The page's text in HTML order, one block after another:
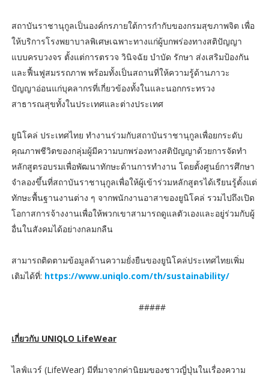
สถาบันราชานุกูลเป็นองค์กรภายใต้การกำกับของกรมสุขภาพจิต เพื่อ
ให้บริการโรงพยาบาลพิเศษเฉพาะทางแก่ผู้บกพร่องทางสติปัญญา
แบบครบวงจร ตั้งแต่การตรวจ วินิจฉัย บำบัด รักษา ส่งเสริมป้องกัน
และฟื้นฟูสมรรถภาพ พร้อมทั้งเป็นสถานที่ให้ความรู้ด้านภาวะ
ปัญญาอ่อนแก่บุคลากรที่เกี่ยวข้องทั้งในและนอกกระทรวง
สาธารณสุขทั้งในประเทศและต่างประเทศ
ยูนิโคล่ ประเทศไทย ทำงานร่วมกับสถาบันราชานุกูลเพื่อยกระดับ
คุณภาพชีวิตของกลุ่มผู้มีความบกพร่องทางสติปัญญาด้วยการจัดทำ
หลักสูตรอบรมเพื่อพัฒนาทักษะด้านการทำงาน โดยตั้งศูนย์การศึกษา
จำลองขึ้นที่สถาบันราชานุกูลเพื่อให้ผู้เข้าร่วมหลักสูตรได้เรียนรู้ตั้งแต่
ทักษะพื้นฐานงานต่าง ๆ จากพนักงานอาสาของยูนิโคล่ รวมไปถึงเปิด
โอกาสการจ้างงานเพื่อให้พวกเขาสามารถดูแลตัวเองและอยู่ร่วมกับผู้
อื่นในสังคมได้อย่างกลมกลืน
สามารถติดตามข้อมูลด้านความยั่งยืนของยูนิโคล่ประเทศไทยเพิ่ม
เติมได้ที่: https://www.uniqlo.com/th/sustainability/
#####
เกี่ยวกับ UNIQLO LifeWear
ไลฟ์แวร์ (LifeWear) มีที่มาจากค่านิยมของชาวญี่ปุ่นในเรื่องความ